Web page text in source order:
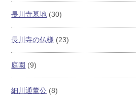
長川寺墓地 (30)
長川寺の仏様 (23)
庭園 (9)
細川通董公 (8)